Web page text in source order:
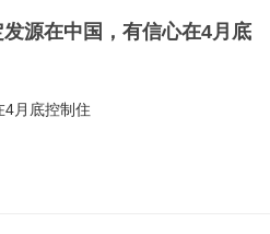
源在中国，有信心在4月底
4月底控制住